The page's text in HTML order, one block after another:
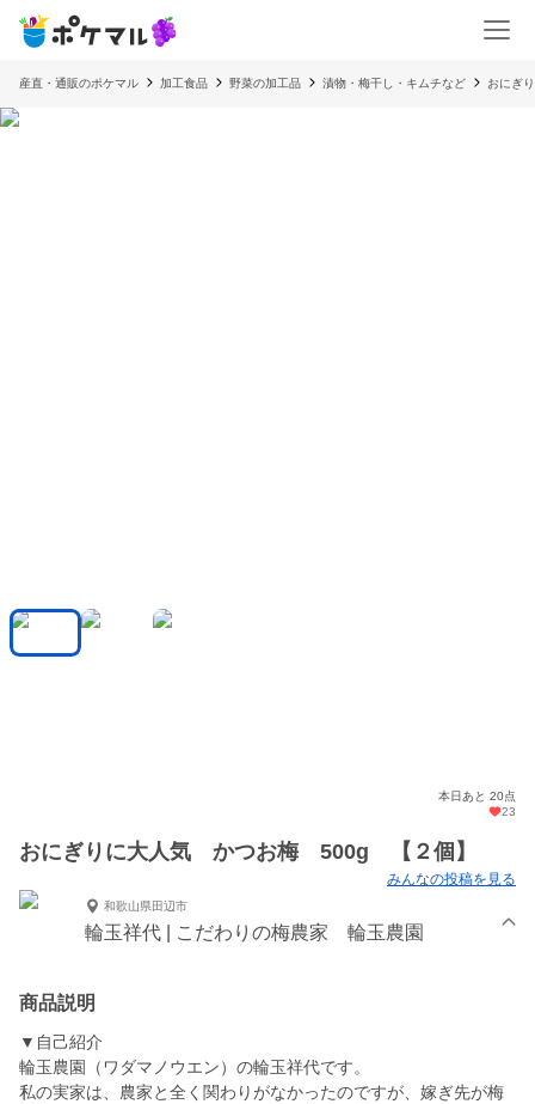
産直・通販のポケマル 加工食品 野菜の加工品 漬物・梅干し・キムチなど おにぎ
本日あと 20点
23
おにぎりに大人気 かつお梅 500g 【２個】
みんなの投稿を見る
和歌山県田辺市
輪玉祥代 | こだわりの梅農家 輪玉農園
商品説明
▼自己紹介
輪玉農園（ワダマノウエン）の輪玉祥代です。
私の実家は、農家と全く関わりがなかったのですが、嫁ぎ先が梅